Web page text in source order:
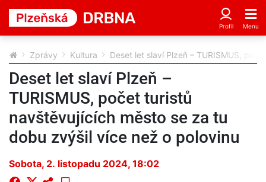
Zprávy Kultura Deset let slaví Plzeň – TURISMUS,
Deset let slaví Plzeň –
TURISMUS, počet turistů
navštěvujících město se za tu
dobu zvýšil více než o polovinu
Sobota, 2. listopadu 2024, 18:02